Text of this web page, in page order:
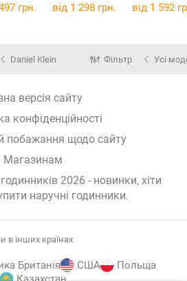
грн. від 1 298 грн. від 1 592
Daniel Klein Фільтр Усі
версія сайту
конфіденційності
побажання щодо сайту
Магазинам
2026 - новинки, хіти
наручні годинники.
в інших країнах
Британія США
Польща